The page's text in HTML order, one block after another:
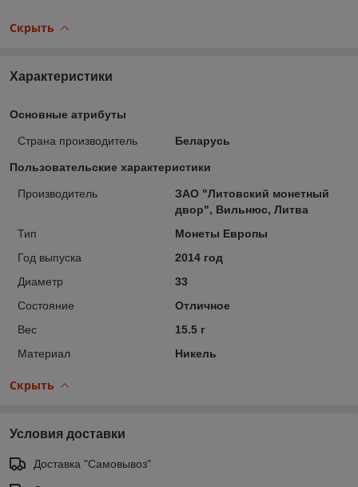
Скрыть
Характеристики
Основные атрибуты
Страна производитель Беларусь
Пользовательские характеристики
Производитель
ЗАО "Литовский монетный
двор", Вильнюс, Литва
Тип
Монеты Европы
Год выпуска
2014 год
Диаметр
33
Состояние
Отличное
Вес
15.5 г
Материал
Никель
Скрыть
Условия доставки
Доставка "Самовывоз"